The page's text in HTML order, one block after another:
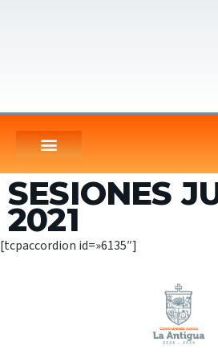
SESIONES
2021
[tcpaccordion id=»6135″]